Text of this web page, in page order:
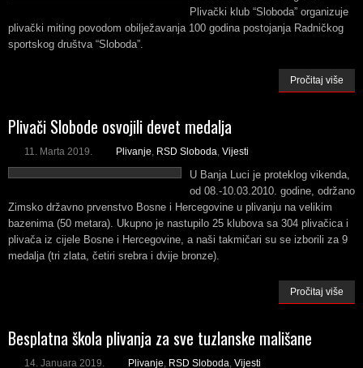
Plivački klub “Sloboda” organizuje
plivački miting povodom obilježavanja 100 godina postojanja Radničkog
sportskog društva “Sloboda”.
Pročitaj više
Plivači Slobode osvojili devet medalja
11. Marta 2019. Plivanje, RSD Sloboda, Vijesti
U Banja Luci je proteklog vikenda,
od 08.-10.03.2010. godine, održano
Zimsko državno prvenstvo Bosne i Hercegovine u plivanju na velikim
bazenima (50 metara). Ukupno je nastupilo 25 klubova sa 304 plivačica i
plivača iz cijele Bosne i Hercegovine, a naši takmičari su se izborili za 9
medalja (tri zlata, četiri srebra i dvije bronze).
Pročitaj više
Besplatna škola plivanja za sve tuzlanske mališane
14. Januara 2019. Plivanje, RSD Sloboda, Vijesti